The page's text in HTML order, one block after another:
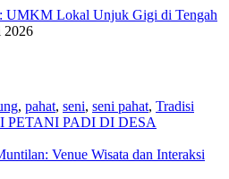
UMKM Lokal Unjuk Gigi di Tengah
2026
, pahat, seni, seni pahat, Tradisi
PETANI PADI DI DESA
Venue Wisata dan Interaksi